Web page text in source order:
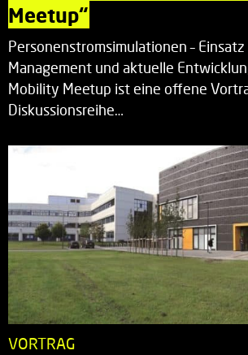
Meetup“
Personenstromsimulationen –
Management und aktuelle
Mobility Meetup ist eine offene
Diskussionsreihe…
VORTRAG